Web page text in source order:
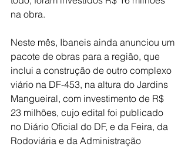
na obra.
Neste mês, Ibaneis ainda anunciou um
pacote de obras para a região, que
inclui a construção de outro complexo
viário na DF-453, na altura do Jardins
Mangueiral, com investimento de R$
23 milhões, cujo edital foi publicado
no Diário Oficial do DF, e da Feira, da
Rodoviária e da Administração